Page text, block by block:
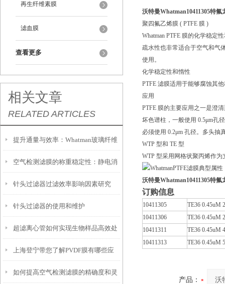
再生纤维素膜
滤血膜
查看更多
相关文章
RELATED ARTICLES
提升通量与效率：Whatman玻璃纤维
滤纸在复杂样品澄清中的应用策略
空气检测滤膜的称重稳定性：静电消
除与温湿度影响
针头过滤器过滤效率影响因素研究
针头过滤器的使用和维护
超滤离心管如何实现生物样品高效处
理
上海登宁带您了解PVDF膜有哪些应
用
如何提高空气检测滤膜的精确度和灵
沃特曼Whatman10411305特氟
聚四氟乙烯膜 ( PTFE 膜 )
Whatman PTFE 膜的化学稳定
疏水性也非常适合于空气和气
使用。
化学稳定性和惰性
PTFE 滤膜适用于能够腐蚀其
应用
PTFE 膜的主要应用之一是澄
坏色谱柱，一般使用 0.5μm孔
必须使用 0.2μm 孔径。多头抽
WTP 型和 TE 型
WTP 型采用网格状聚丙烯作
沃特曼Whatman10411305特氟
订购信息
10411305
TE36 0.45uM
10411306
TE36 0.45uM
10411311
TE36 0.45uM
10411313
TE36 0.45uM
产品：